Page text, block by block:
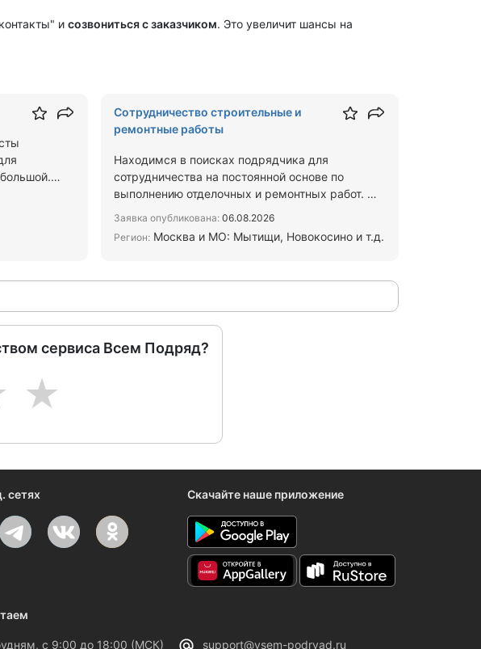
и созвониться с заказчиком. Это увеличит шансы на
Сотрудничество строительные и
ремонтные работы
Находимся в поисках подрядчика для
сотрудничества на постоянной основе по
выполнению отделочных и ремонтных работ. Мы
Заявка опубликована:06.08.2026
Регион:Москва и МО: Мытищи, Новокосино и т.д.
сервиса Всем Подряд?
5
сетях Скачайте наше приложение
с 9:00 до 18:00 (МСК) support@vsem-podryad.ru